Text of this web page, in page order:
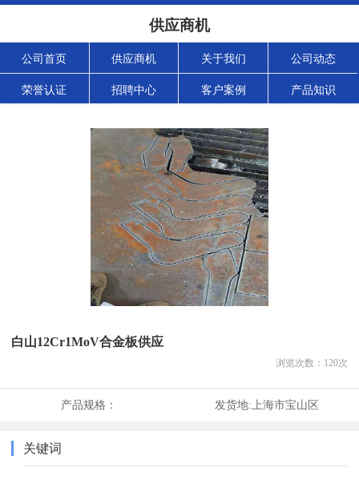
供应商机
公司首页 供应商机 关于我们 公司动态
荣誉认证 招聘中心 客户案例 产品知识
白山12Cr1MoV合金板供应
浏览次数： 120次
产品规格： 发货地: 上海市宝山区
关键词